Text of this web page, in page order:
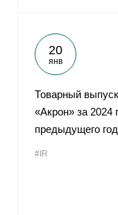
20
янв
Товарный
«Акрон» за 2024
предыдущего
#IR